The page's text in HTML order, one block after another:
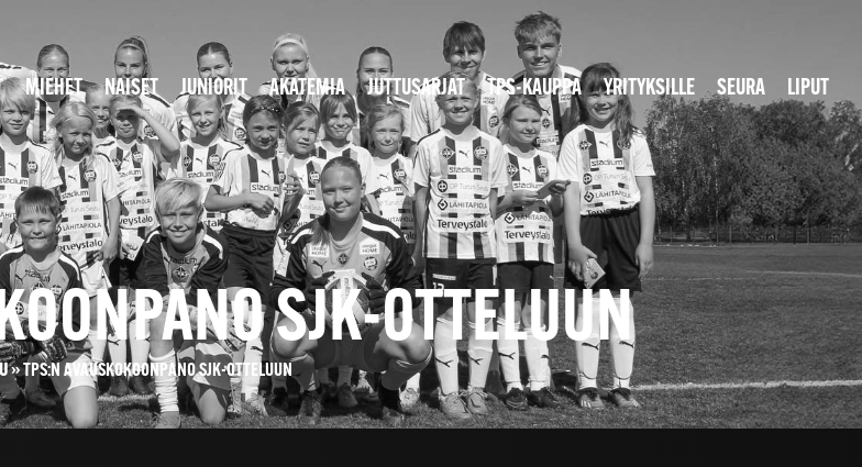
MIEHET NAISET JUNIORIT AKATEMIA JUTTUSARJAT TPS-KAUPPA YRITYKSILLE SEURA LIPUT
SJK-OTTELUUN
»TPS:N AVAUSKOKOONPANO SJK-OTTELUUN